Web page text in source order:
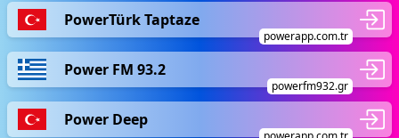
PowerTürk Taptaze
powerapp.com.tr
Power FM 93.2
powerfm932.gr
Power Deep